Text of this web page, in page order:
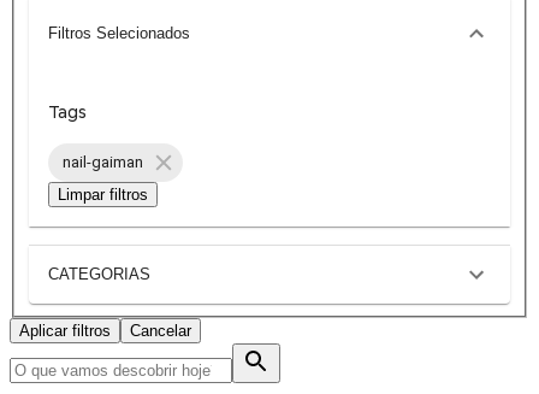
Filtros Selecionados
Tags
nail-gaiman
Limpar filtros
CATEGORIAS
Aplicar filtros Cancelar